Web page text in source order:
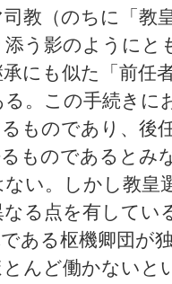
教（のちに「教
う影のように
にも似た「前任
。この手続きに
ものであり、後
ものであるとみ
い。しかし教皇
る点を有してい
ある枢機卿団が
んど働かないと